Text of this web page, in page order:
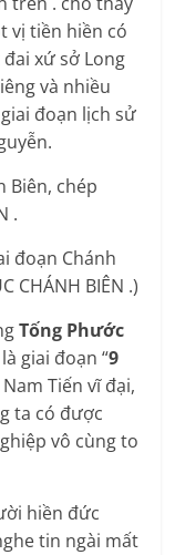
vị tiền hiền có
xứ sở Long
và nhiều
đoạn lịch sử
Biên, chép
.
đoạn Chánh
CHÁNH BIÊN .)
Tống Phước
là giai đoạn “9
Tiến vĩ đại,
ta có được
vô cùng to
hiền đức
tin ngài mất